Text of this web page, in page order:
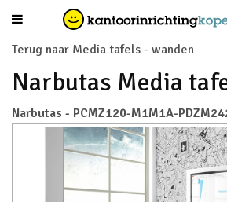
Terug naar Media tafels - wanden
Narbutas Media
Narbutas - PCMZ120-M1M1A-